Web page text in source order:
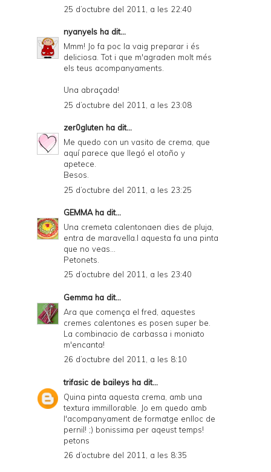
25 d’octubre del 2011, a les 22:40
nyanyels ha dit...
Mmm! Jo fa poc la vaig preparar i és
deliciosa. Tot i que m'agraden molt més
els teus acompanyaments.
Una abraçada!
25 d’octubre del 2011, a les 23:08
zer0gluten ha dit...
Me quedo con un vasito de crema, que
aquí parece que llegó el otoño y
apetece.
Besos.
25 d’octubre del 2011, a les 23:25
GEMMAha dit...
Una cremeta calentonaen dies de pluja,
entra de maravella.I aquesta fa una pinta
que no veas...
Petonets.
25 d’octubre del 2011, a les 23:40
Gemma ha dit...
Ara que comença el fred, aquestes
cremes calentones es posen super be.
La combinacio de carbassa i moniato
m'encanta!
26 d’octubre del 2011, a les 8:10
trifasic de baileys ha dit...
Quina pinta aquesta crema, amb una
textura immillorable. Jo em quedo amb
l'acompanyament de formatge enlloc de
pernil! ;) bonissima per aqeust temps!
petons
26 d’octubre del 2011, a les 8:35